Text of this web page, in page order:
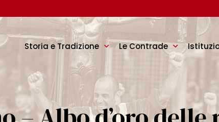
Storia e Tradizione Le Contrade